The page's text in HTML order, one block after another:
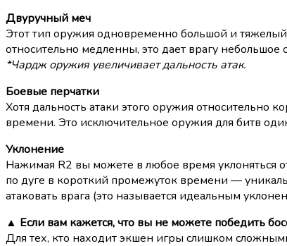
Двуручный меч
Этот тип оружия одновременно большой и тяжелый,
относительно медленны, это дает врагу небольшое
*Чардж оружия увеличивает дальность атак.
Боевые перчатки
Хотя дальность атаки этого оружия относительно
времени. Это исключительное оружия для битв
Уклонение
Нажимая R2 вы можете в любое время уклоняться
по дуге в короткий промежуток времени —
атаковать врага (это называется идеальным
▲ Если вам кажется, что вы не можете победить
Для тех, кто находит экшен игры слишком